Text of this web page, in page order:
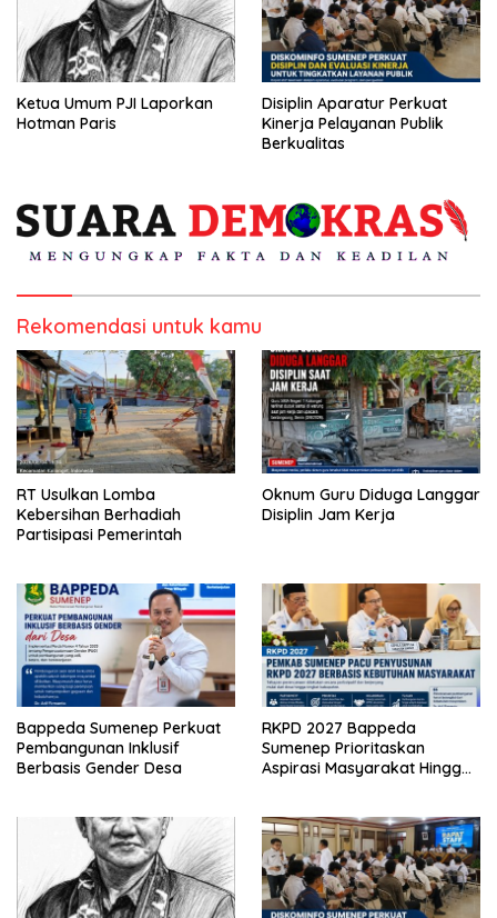
Ketua Umum PJI Laporkan
Hotman Paris
Disiplin Aparatur Perkuat
Kinerja Pelayanan Publik
Berkualitas
Rekomendasi untuk kamu
RT Usulkan Lomba
Kebersihan Berhadiah
Partisipasi Pemerintah
Oknum Guru Diduga Langgar
Disiplin Jam Kerja
Bappeda Sumenep Perkuat
Pembangunan Inklusif
Berbasis Gender Desa
RKPD 2027 Bappeda
Sumenep Prioritaskan
Aspirasi Masyarakat Hingga